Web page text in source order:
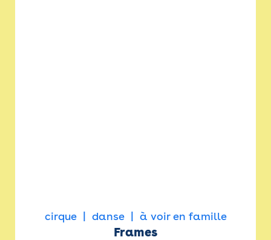
cirque danse à voir en famille
Frames